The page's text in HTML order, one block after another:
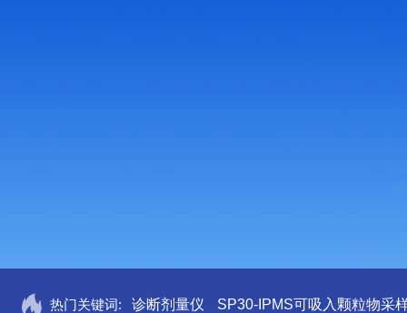
热门关键词: 诊断剂量仪 SP30-IPMS可吸入颗粒物采